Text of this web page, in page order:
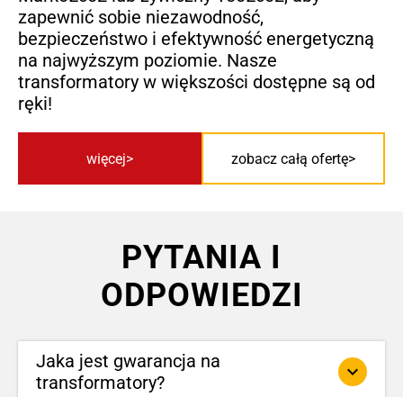
zapewnić sobie niezawodność,
bezpieczeństwo i efektywność energetyczną
na najwyższym poziomie. Nasze
transformatory w większości dostępne są od
ręki!
więcej zobacz całą ofertę
PYTANIA I
ODPOWIEDZI
Jaka jest gwarancja na
transformatory?
keyboard_arrow_down